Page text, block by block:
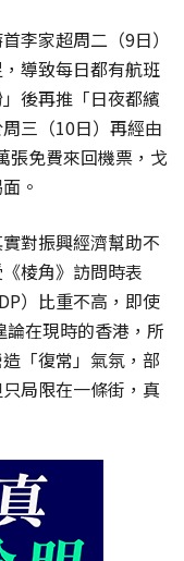
李家超周二（9日）
導致每日都有航班
後再推「日夜都繽
三（10日）再經由
張免費來回機票，戈
。
對振興經濟幫助不
棱角》訪問時表
）比重不高，即使
在現時的香港，所
「復常」氣氛，部
局限在一條街，真